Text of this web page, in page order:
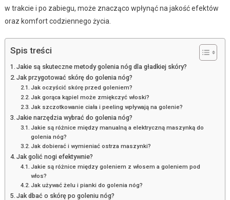
w trakcie i po zabiegu, może znacząco wpłynąć na jakość efektów
oraz komfort codziennego życia.
Spis treści
Jakie są skuteczne metody golenia nóg dla gładkiej skóry?
Jak przygotować skórę do golenia nóg?
Jak oczyścić skórę przed goleniem?
Jak gorąca kąpiel może zmiękczyć włoski?
Jak szczotkowanie ciała i peeling wpływają na golenie?
Jakie narzędzia wybrać do golenia nóg?
Jakie są różnice między manualną a elektryczną maszynką do
golenia nóg?
Jak dobierać i wymieniać ostrza maszynki?
Jak golić nogi efektywnie?
Jakie są różnice między goleniem z włosem a goleniem pod
włos?
Jak używać żelu i pianki do golenia nóg?
Jak dbać o skórę po goleniu nóg?